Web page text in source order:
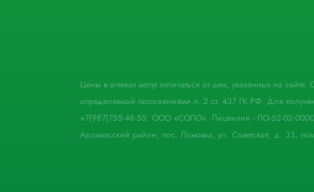
Цены в аптеках могут отличаться от цен, указанных на
определяемой положениями п. 2 ст. 437 ГК РФ. Для
+7(987)755-48-55. ООО «СОЛО». Лицензия - ЛО-52-02-
Арзамасский район, пос. Ломовка, ул. Советская, д. 33,